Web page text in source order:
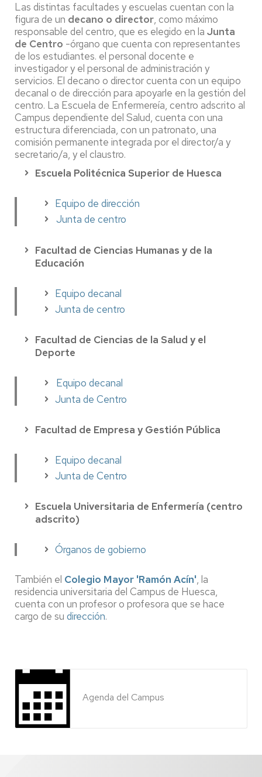
Las distintas facultades y escuelas cuentan con la
figura de un decano o director, como máximo
responsable del centro, que es elegido en la Junta
de Centro -órgano que cuenta con representantes
de los estudiantes. el personal docente e
investigador y el personal de administración y
servicios. El decano o director cuenta con un equipo
decanal o de dirección para apoyarle en la gestión del
centro. La Escuela de Enfermereía, centro adscrito al
Campus dependiente del Salud, cuenta con una
estructura diferenciada, con un patronato, una
comisión permanente integrada por el director/a y
secretario/a, y el claustro.
Escuela Politécnica Superior de Huesca
Equipo de dirección
Junta de centro
Facultad de Ciencias Humanas y de la
Educación
Equipo decanal
Junta de centro
Facultad de Ciencias de la Salud y el
Deporte
Equipo decanal
Junta de Centro
Facultad de Empresa y Gestión Pública
Equipo decanal
Junta de Centro
Escuela Universitaria de Enfermería (centro
adscrito)
Órganos de gobierno
También el Colegio Mayor 'Ramón Acín', la
residencia universitaria del Campus de Huesca,
cuenta con un profesor o profesora que se hace
cargo de su dirección.
Agenda del Campus